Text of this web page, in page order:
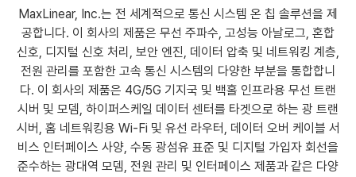
MaxLinear, Inc.는 전 세계적으로 통신 시스템 온 칩 솔루션을 제
공합니다. 이 회사의 제품은 무선 주파수, 고성능 아날로그, 혼합
신호, 디지털 신호 처리, 보안 엔진, 데이터 압축 및 네트워킹 계층,
전원 관리를 포함한 고속 통신 시스템의 다양한 부분을 통합합니
다. 이 회사의 제품은 4G/5G 기지국 및 백홀 인프라용 무선 트랜
시버 및 모뎀, 하이퍼스케일 데이터 센터를 타겟으로 하는 광 트랜
시버, 홈 네트워킹용 Wi-Fi 및 유선 라우터, 데이터 오버 케이블 서
비스 인터페이스 사양, 수동 광섬유 표준 및 디지털 가입자 회선을
준수하는 광대역 모뎀, 전원 관리 및 인터페이스 제품과 같은 다양